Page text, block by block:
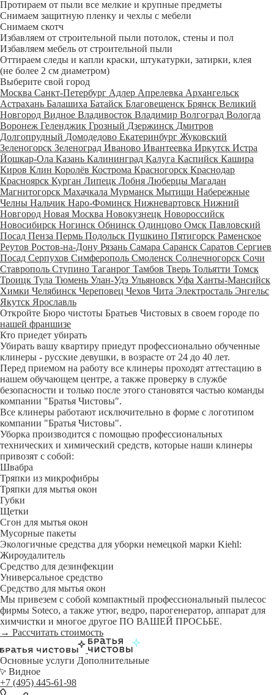
Протираем от пыли все мелкие и крупные предметы
Снимаем защитную пленку и чехлы с мебели
Снимаем скотч
Избавляем от строительной пыли потолок, стены и пол
Избавляем мебель от строительной пыли
Оттираем следы и капли краски, штукатурки, затирки, клея
(не более 2 см диаметром)
Выберите свой город
Москва Санкт-Петербург Адлер Апрелевка Архангельск
Астрахань Балашиха Батайск Благовещенск Брянск Великий
Новгород Видное Владивосток Владимир Волгоград Вологда
Воронеж Геленджик Грозный Дзержинск Дмитров
Долгопрудный Домодедово Екатеринбург Жуковский
Зеленогорск Зеленоград Иваново Ивантеевка Иркутск Истра
Йошкар-Ола Казань Калининград Калуга Каспийск Кашира
Киров Клин Королёв Кострома Красногорск Краснодар
Красноярск Курган Липецк Лобня Люберцы Магадан
Магнитогорск Махачкала Мурманск Мытищи Набережные
Челны Нальчик Наро-Фоминск Нижневартовск Нижний
Новгород Новая Москва Новокузнецк Новороссийск
Новосибирск Ногинск Обнинск Одинцово Омск Павловский
Посад Пенза Пермь Подольск Пушкино Пятигорск Раменское
Реутов Ростов-на-Дону Рязань Самара Саранск Саратов Сергиев
Посад Серпухов Симферополь Смоленск Солнечногорск Сочи
Ставрополь Ступино Таганрог Тамбов Тверь Тольятти Томск
Троицк Тула Тюмень Улан-Удэ Ульяновск Уфа Ханты-Мансийск
Химки Челябинск Череповец Чехов Чита Электросталь Энгельс
Якутск Ярославль
Откройте Бюро чистоты Братьев Чистовых в своем городе по
нашей франшизе
Кто приедет убирать
Убирать вашу квартиру приедут профессионально обученные
клинеры - русские девушки, в возрасте от 24 до 40 лет.
Перед приемом на работу все клинеры проходят аттестацию в
нашем обучающем центре, а также проверку в службе
безопасности и только после этого становятся частью команды
компании "Братья Чистовы".
Все клинеры работают исключительно в форме с логотипом
компании "Братья Чистовы".
Уборка производится с помощью профессиональных
технических и химический средств, которые наши клинеры
привозят с собой:
Швабра
Тряпки из микрофибры
Тряпки для мытья окон
Губки
Щетки
Сгон для мытья окон
Мусорные пакеты
Экологичные средства для уборки немецкой марки Kiehl:
Жироудалитель
Средство для дезинфекции
Универсальное средство
Средство для мытья окон
Мы привезем с собой компактный профессиональный пылесос
фирмы Soteco, а также утюг, ведро, парогенератор, аппарат для
химчистки и многое другое ПО ВАШЕЙ ПРОСЬБЕ.
→ Рассчитать стоимость
Основные услуги Дополнительные
Видное
+7 (495) 445-61-98